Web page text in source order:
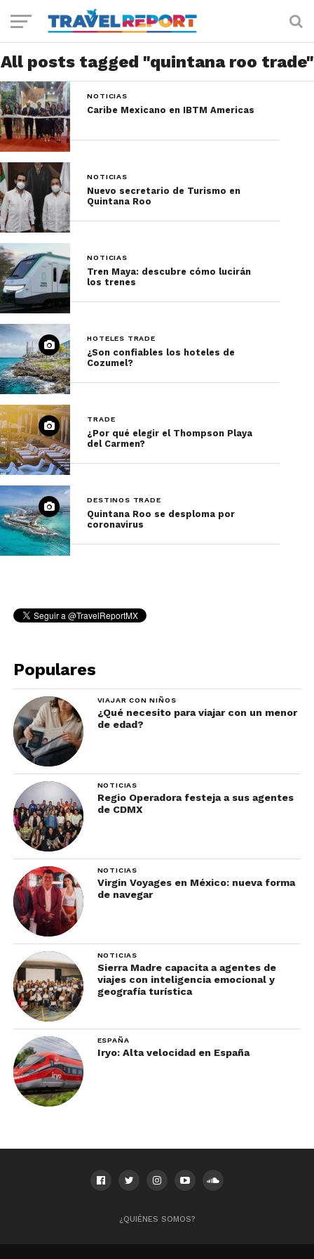
All posts tagged "quintana roo trade"
NOTICIAS
Caribe Mexicano en IBTM Americas
NOTICIAS
Nuevo secretario de Turismo en
Quintana Roo
NOTICIAS
Tren Maya: descubre cómo lucirán
los trenes
HOTELES TRADE
¿Son confiables los hoteles de
Cozumel?
TRADE
¿Por qué elegir el Thompson Playa
del Carmen?
DESTINOS TRADE
Quintana Roo se desploma por
coronavirus
Populares
VIAJAR CON NIÑOS
¿Qué necesito para viajar con un menor
de edad?
NOTICIAS
Regio Operadora festeja a sus agentes
de CDMX
NOTICIAS
Virgin Voyages en México: nueva forma
de navegar
NOTICIAS
Sierra Madre capacita a agentes de
viajes con inteligencia emocional y
geografía turística
ESPAÑA
Iryo: Alta velocidad en España
¿QUIÉNES SOMOS?